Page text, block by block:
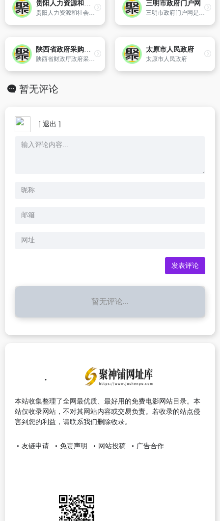
贵阳人力资源和社会保障网
贵阳人力资源和社会保障局官方网站
三明市政府门户网
三明市政府门户网是由三明市人民政府办公室主办的,是全市各级政府、各部门发布政务信息、进行网络问政以及提供便民服务的统一平台。
陕西省政府采购中心
陕西省财政厅政府采购中心主办
太原市人民政府
太原市人民政府
暂无评论
[ 退出 ]
暂无评论...
本站收集整理了全网最优质、最好用的免费电影网站目录。本
站仅收录网站，不对其网站内容或交易负责。若收录的站点侵
害到您的利益，请联系我们删除收录。
友链申请 免责声明 网站投稿 广告合作